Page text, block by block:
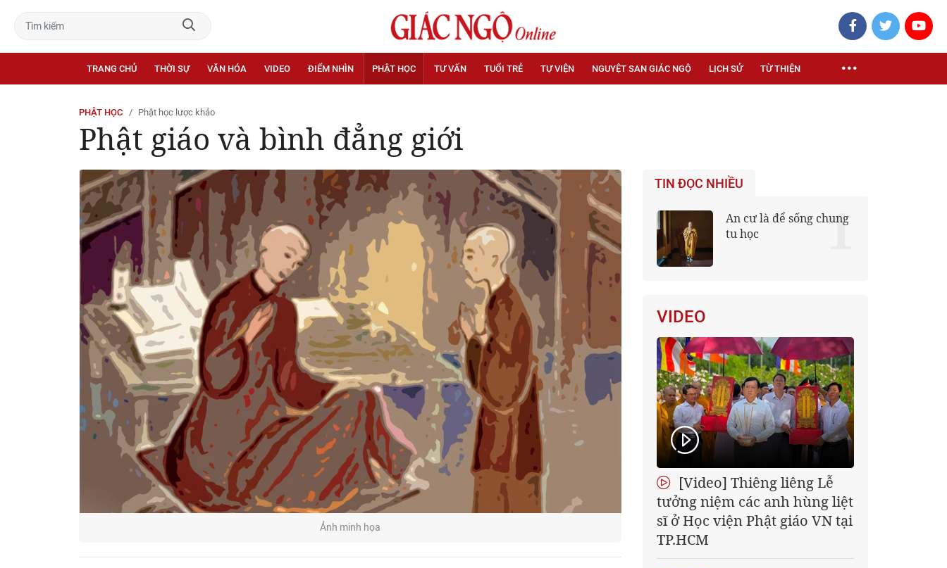
TRANG CHỦ THỜI SỰ VĂN HÓA VIDEO ĐIỂM NHÌN PHẬT HỌC TƯ VẤN TUỔI TRẺ TỰ VIỆN NGUYỆT SAN GIÁC NGỘ LỊCH SỬ TỪ THIỆN
PHẬT HỌC Phật học lược khảo
Phật giáo và bình đẳng giới
Ảnh minh họa
TIN ĐỌC NHIỀU
An cư là để sống chung
tu học
1
VIDEO
[Video] Thiêng liêng Lễ
tưởng niệm các anh hùng liệt
sĩ ở Học viện Phật giáo VN tại
TP.HCM